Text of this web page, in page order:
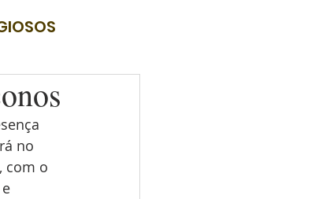
no
com o